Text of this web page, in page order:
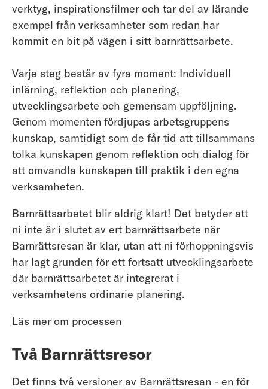
verktyg, inspirationsfilmer och tar del av lärande
exempel från verksamheter som redan har
kommit en bit på vägen i sitt barnrättsarbete.
Varje steg består av fyra moment: Individuell
inlärning, reflektion och planering,
utvecklingsarbete och gemensam uppföljning.
Genom momenten fördjupas arbetsgruppens
kunskap, samtidigt som de får tid att tillsammans
tolka kunskapen genom reflektion och dialog för
att omvandla kunskapen till praktik i den egna
verksamheten.
Barnrättsarbetet blir aldrig klart! Det betyder att
ni inte är i slutet av ert barnrättsarbete när
Barnrättsresan är klar, utan att ni förhoppningsvis
har lagt grunden för ett fortsatt utvecklingsarbete
där barnrättsarbetet är integrerat i
verksamhetens ordinarie planering.
Läs mer om processen
Två Barnrättsresor
Det finns två versioner av Barnrättsresan - en för